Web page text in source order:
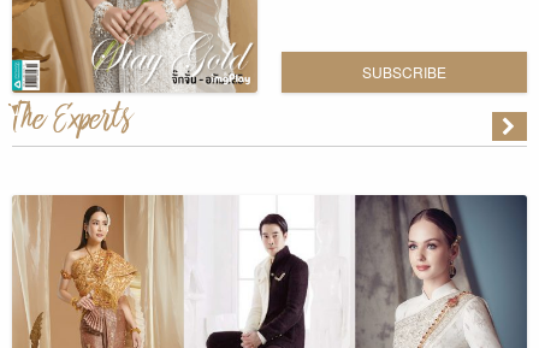
SUBSCRIBE
The Experts